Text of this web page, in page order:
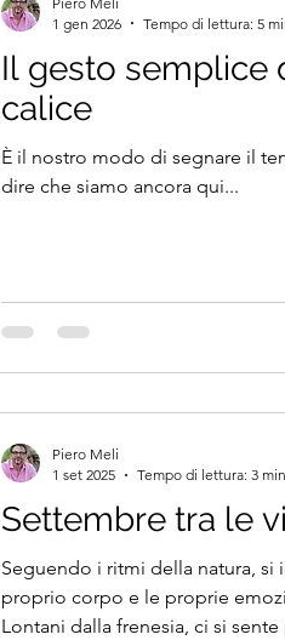
Il gesto semplice
calice
È il nostro modo di segnare il
dire che siamo ancora qui...
1 gen 2026
Tempo di lettura: 5
Settembre tra le
Seguendo i ritmi della natura, si
proprio corpo e le proprie
Lontani dalla frenesia, ci si
Piero Meli
1 set 2025
Tempo di lettura: 3 min